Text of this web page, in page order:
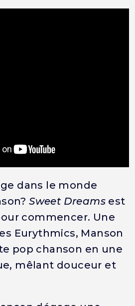
dans le monde
Sweet Dreams est
commencer. Une
Eurythmics, Manson
pop chanson en une
mêlant douceur et